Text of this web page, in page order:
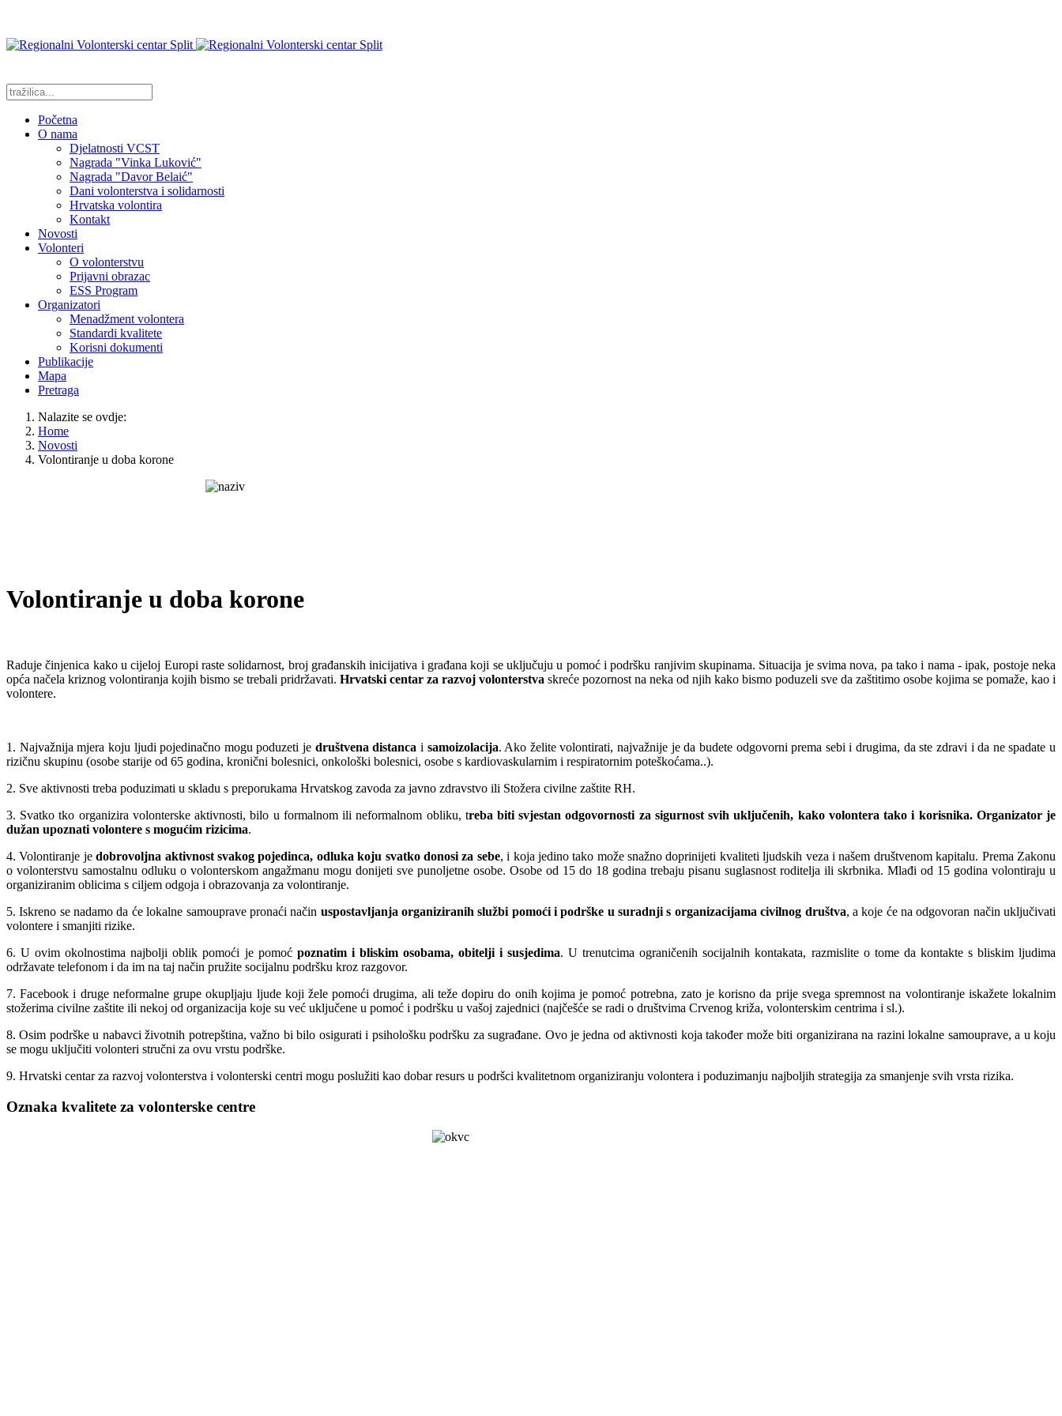
Početna
O nama
Djelatnosti VCST
Nagrada "Vinka Luković"
Nagrada "Davor Belaić"
Dani volonterstva i solidarnosti
Hrvatska volontira
Kontakt
Novosti
Volonteri
O volonterstvu
Prijavni obrazac
ESS Program
Organizatori
Menadžment volontera
Standardi kvalitete
Korisni dokumenti
Publikacije
Mapa
Pretraga
Nalazite se ovdje:
Home
Novosti
Volontiranje u doba korone
Volontiranje u doba korone
Raduje činjenica kako u cijeloj Europi raste solidarnost, broj građanskih inicijativa i građana koji se uključuju u pomoć i podršku ranjivim skupinama. Situacija je svima nova, pa tako i nama - ipak, postoje neka
opća načela kriznog volontiranja kojih bismo se trebali pridržavati. Hrvatski centar za razvoj volonterstva skreće pozornost na neka od njih kako bismo poduzeli sve da zaštitimo osobe kojima se pomaže, kao i
volontere.
1. Najvažnija mjera koju ljudi pojedinačno mogu poduzeti je društvena distanca i samoizolacija. Ako želite volontirati, najvažnije je da budete odgovorni prema sebi i drugima, da ste zdravi i da ne spadate u
rizičnu skupinu (osobe starije od 65 godina, kronični bolesnici, onkološki bolesnici, osobe s kardiovaskularnim i respiratornim poteškoćama..).
2. Sve aktivnosti treba poduzimati u skladu s preporukama Hrvatskog zavoda za javno zdravstvo ili Stožera civilne zaštite RH.
3. Svatko tko organizira volonterske aktivnosti, bilo u formalnom ili neformalnom obliku, treba biti svjestan odgovornosti za sigurnost svih uključenih, kako volontera tako i korisnika. Organizator je
dužan upoznati volontere s mogućim rizicima.
4. Volontiranje jedobrovoljna aktivnost svakog pojedinca, odluka koju svatko donosi za sebe, i koja jedino tako može snažno doprinijeti kvaliteti ljudskih veza i našem društvenom kapitalu. Prema Zakonu
o volonterstvu samostalnu odluku o volonterskom angažmanu mogu donijeti sve punoljetne osobe. Osobe od 15 do 18 godina trebaju pisanu suglasnost roditelja ili skrbnika. Mlađi od 15 godina volontiraju u
organiziranim oblicima s ciljem odgoja i obrazovanja za volontiranje.
5. Iskreno se nadamo da će lokalne samouprave pronaći način uspostavljanja organiziranih službi pomoći i podrške u suradnji s organizacijama civilnog društva, a koje će na odgovoran način uključivati
volontere i smanjiti rizike.
6. U ovim okolnostima najbolji oblik pomoći je pomoć poznatim i bliskim osobama, obitelji i susjedima. U trenutcima ograničenih socijalnih kontakata, razmislite o tome da kontakte s bliskim ljudima
održavate telefonom i da im na taj način pružite socijalnu podršku kroz razgovor.
7. Facebook i druge neformalne grupe okupljaju ljude koji žele pomoći drugima, ali teže dopiru do onih kojima je pomoć potrebna, zato je korisno da prije svega spremnost na volontiranje iskažete lokalnim
stožerima civilne zaštite ili nekoj od organizacija koje su već uključene u pomoć i podršku u vašoj zajednici (najčešće se radi o društvima Crvenog križa, volonterskim centrima i sl.).
8. Osim podrške u nabavci životnih potrepština, važno bi bilo osigurati i psihološku podršku za sugrađane. Ovo je jedna od aktivnosti koja također može biti organizirana na razini lokalne samouprave, a u koju
se mogu uključiti volonteri stručni za ovu vrstu podrške.
9. Hrvatski centar za razvoj volonterstva i volonterski centri mogu poslužiti kao dobar resurs u podršci kvalitetnom organiziranju volontera i poduzimanju najboljih strategija za smanjenje svih vrsta rizika.
Oznaka kvalitete za volonterske centre